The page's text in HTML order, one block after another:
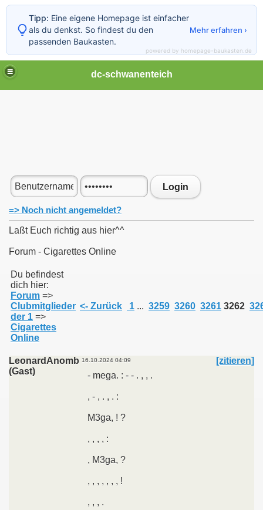
dc-schwanenteich
Login
=> Noch nicht angemeldet?
Laßt Euch richtig aus hier^^
Forum - Cigarettes Online
Du befindest
dich hier:
Forum =>
Clubmitglieder
der 1 =>
Cigarettes
Online
<- Zurück 1 ... 3259 3260 3261 3262
LeonardAnomb
(Gast)
16.10.2024 04:09
[zitieren]
- mega. : - - . , , .
, - , . , . :
M3ga, ! ?
, , , , :
, M3ga, ?
, , , , , , , !
, , , .
Tipp: Eine eigene Homepage ist einfacher
als du denkst. So findest du den
passenden Baukasten.
Mehr erfahren ›
powered by homepage-baukasten.de